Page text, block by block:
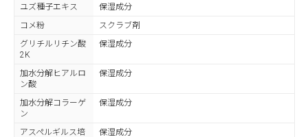
ユズ種子エキス
保湿成分
コメ粉
スクラブ剤
グリチルリチン酸
2K
保湿成分
加水分解ヒアルロ
ン酸
保湿成分
加水分解コラーゲ
ン
保湿成分
アスペルギルス培
保湿成分